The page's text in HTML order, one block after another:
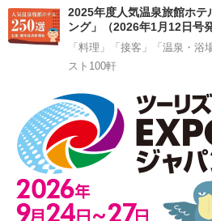
2025年度人気温泉旅館ホテ
ング」（2026年1月12日号発
「料理」「接客」「温泉・
スト100軒